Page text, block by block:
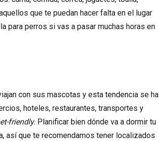
que te puedan hacer falta en el lugar
para perros si vas a pasar muchas horas en
con sus mascotas y esta tendencia se ha
hoteles, restaurantes, transportes y
friendly. Planificar bien dónde va a dormir tu
así que te recomendamos tener localizados